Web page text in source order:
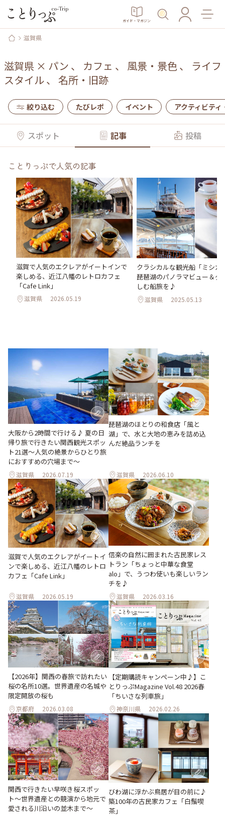
ガイド・マガジン
滋賀県
滋賀県 × パン 、 カフェ 、 風景・景色、 ライフ
スタイル、 名所・旧跡
絞り込む たびレポ イベント アクティビティ
スポット 記事 投稿
ことりっぷで人気の記事
滋賀で人気のエクレアがイートインで
楽しめる、近江八幡のレトロカフェ
「Cafe Link」
滋賀県 2026.05.19
クラシカルな観光船「ミシガ
琵琶湖のパノラマビュー＆グ
しむ船旅を♪
滋賀県 2025.05.13
大阪から2時間で行ける♪ 夏の日
帰り旅で行きたい関西観光スポッ
ト21選～人気の絶景からひとり旅
におすすめの穴場まで～
滋賀県 2026.07.19
琵琶湖のほとりの和食店「風と
湖」で、水と大地の恵みを詰め込
んだ絶品ランチを
滋賀県 2026.06.10
滋賀で人気のエクレアがイートイ
ンで楽しめる、近江八幡のレトロ
カフェ「Cafe Link」
滋賀県 2026.05.19
信楽の自然に囲まれた古民家レス
トラン「ちょっと中華な食堂
alo」で、うつわ使いも楽しいラン
チを♪
滋賀県 2026.03.16
【2026年】関西の春旅で訪れたい
桜の名所10選。世界遺産の名城や
限定開放の桜も
京都府 2026.03.08
【定期購読キャンペーン中♪】こ
とりっぷMagazine Vol.48 2026春
「ちいさな列車旅」
神奈川県 2026.02.26
関西で行きたい早咲き桜スポッ
ト〜世界遺産との競演から地元で
愛される川沿いの並木まで〜
びわ湖に浮かぶ鳥居が目の前に♪
築100年の古民家カフェ「白鬚喫
茶」